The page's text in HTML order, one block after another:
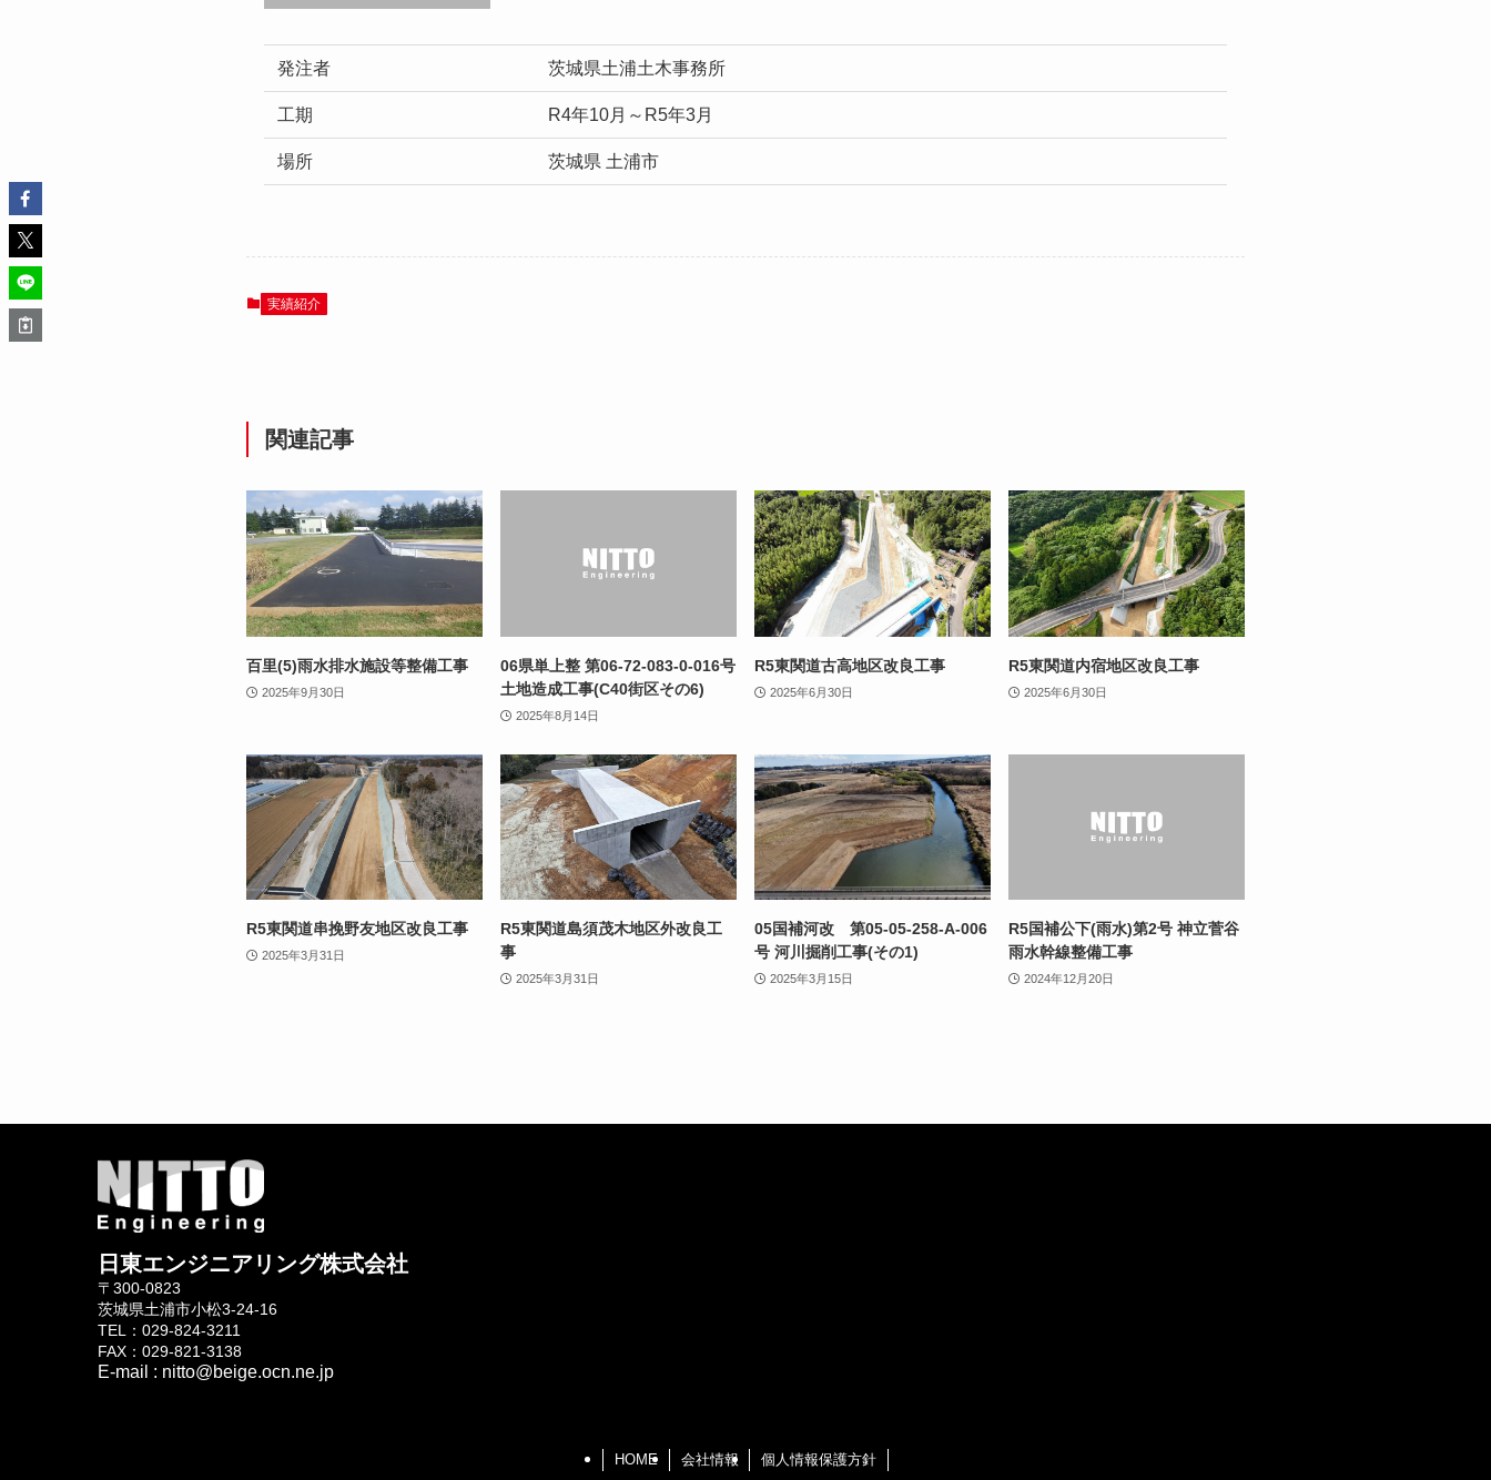
発注者 茨城県土浦土木事務所
工期 R4年10月～R5年3月
場所 茨城県 土浦市
実績紹介
関連記事
百里(5)雨水排水施設等整備工事
2025年9月30日
06県単上整 第06-72-083-0-016号
土地造成工事(C40街区その6)
2025年8月14日
R5東関道古高地区改良工事
2025年6月30日
R5東関道内宿地区改良工事
2025年6月30日
R5東関道串挽野友地区改良工事
2025年3月31日
R5東関道島須茂木地区外改良工
事
2025年3月31日
05国補河改 第05-05-258-A-006
号 河川掘削工事(その1)
2025年3月15日
R5国補公下(雨水)第2号 神立菅谷
雨水幹線整備工事
2024年12月20日
日東エンジニアリング株式会社
〒300-0823
茨城県土浦市小松3-24-16
TEL：029-824-3211
FAX：029-821-3138
E-mail : nitto@beige.ocn.ne.jp
HOME 会社情報 個人情報保護方針